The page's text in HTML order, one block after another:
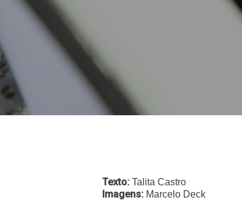
Texto:Talita Castro
Imagens: Marcelo Deck